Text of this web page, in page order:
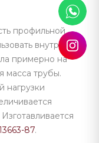
профильной
внутренние
примерно на
масса трубы.
нагрузки
87.